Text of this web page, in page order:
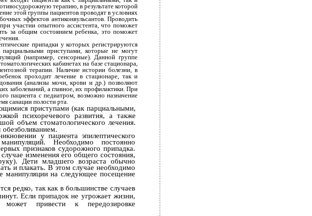
терапию, в результате которой
этой группы пациентов проводят в условиях
эффектов антиконвульсантов. Проводить
участии опытного ассистента, что поможет
за общим состоянием ребенка, это поможет
припадки у которых регистрируются
приступами, которые не могут
(например, сенсорные). Данной группе
кабинетах на базе стационара,
терапии. Наличие истории болезни, в
проходит лечение в стационаре, так и
(анализы мочи, крови и др.) позволяют
заболеваний, а главное, их профилактики. При
пациента с педиатром, возможно назначение
санации полости рта.
приступами (как парциальными,
психоречевого развития, а также
объем стоматологического лечения.
у пациента эпилептического
Необходимо постоянно
признаков судорожного припадка.
изменения его общего состояния,
Дети младшего возраста обычно
и плакать. В этом случае необходимо
манипуляции на следующее посещение
редко, так как в большинстве случаев
Если припадок не угрожает жизни,
может привести к передозировке